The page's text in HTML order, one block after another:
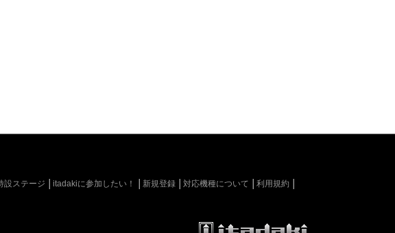
設ステージ itadakiに参加したい！ 新規登録 対応機種について
利用規約